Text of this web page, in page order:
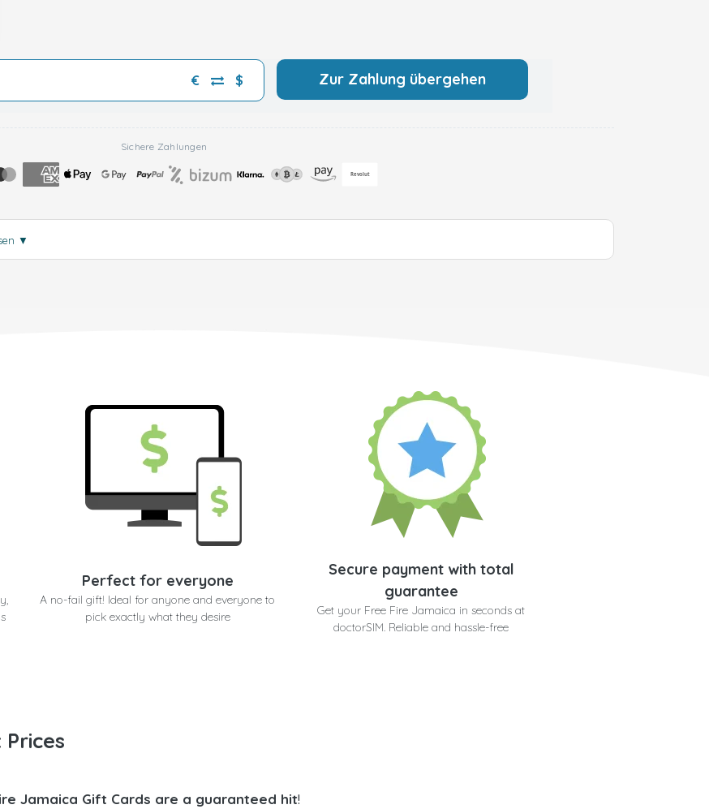
€ $ Zur Zahlung übergehen
Sichere Zahlungen
▼
Perfect for everyone
A no-fail gift! Ideal for anyone and everyone to
pick exactly what they desire
Secure payment with total
guarantee
Get your Free Fire Jamaica in seconds at
doctorSIM. Reliable and hassle-free
Jamaica Gift Cards are a guaranteed hit!